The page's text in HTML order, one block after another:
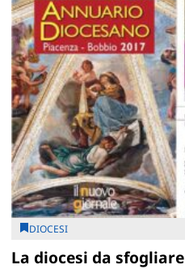
DIOCESI
La diocesi da sfogliare